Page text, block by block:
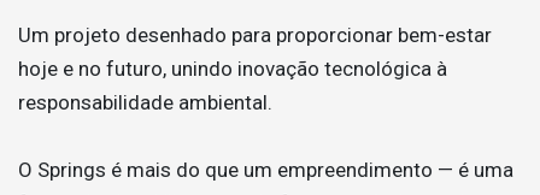
Um projeto desenhado para proporcionar bem-estar
hoje e no futuro, unindo inovação tecnológica à
responsabilidade ambiental.
O Springs é mais do que um empreendimento — é uma